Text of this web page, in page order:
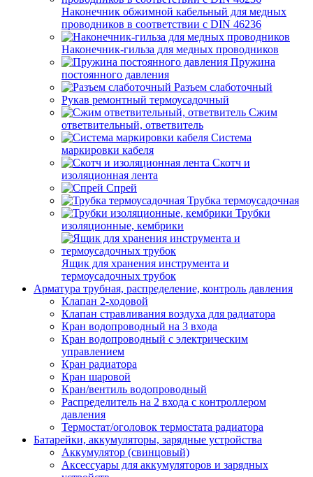
Наконечник обжимной кабельный для медных
проводников в соответствии с DIN 46236
Наконечник-гильза для медных проводников
Пружина
постоянного давления
Разъем слаботочный
Рукав ремонтный термоусадочный
Сжим
ответвительный, ответвитель
Система
маркировки кабеля
Скотч и
изоляционная лента
Спрей
Трубка термоусадочная
Трубки
изоляционные, кембрики
Ящик для хранения инструмента и
термоусадочных трубок
Арматура трубная, распределение, контроль давления
Клапан 2-ходовой
Клапан стравливания воздуха для радиатора
Кран водопроводный на 3 входа
Кран водопроводный с электрическим
управлением
Кран радиатора
Кран шаровой
Кран/вентиль водопроводный
Распределитель на 2 входа с контроллером
давления
Термостат/оголовок термостата радиатора
Батарейки, аккумуляторы, зарядные устройства
Аккумулятор (свинцовый)
Аксессуары для аккумуляторов и зарядных